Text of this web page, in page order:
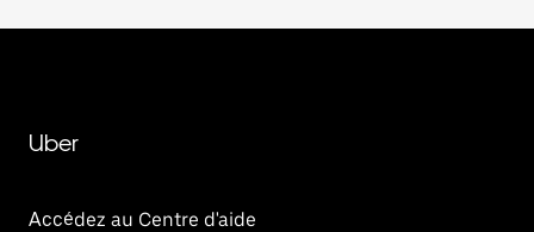
Uber
Accédez au Centre d'aide